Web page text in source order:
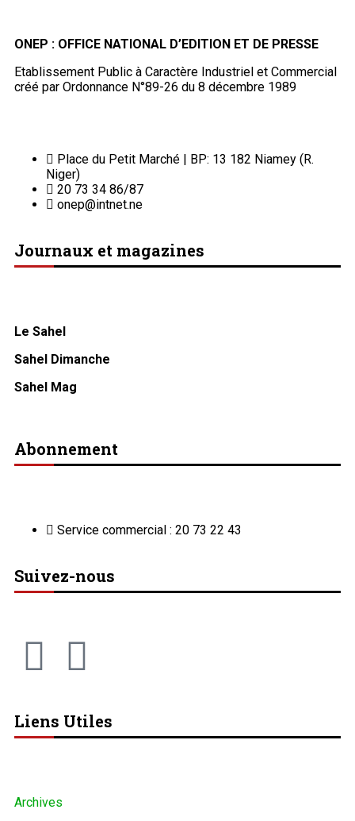
ONEP : OFFICE NATIONAL D’EDITION ET DE PRESSE
Etablissement Public à Caractère Industriel et Commercial
créé par Ordonnance N°89-26 du 8 décembre 1989
Place du Petit Marché | BP: 13 182 Niamey (R.
Niger)
20 73 34 86/87
onep@intnet.ne
Journaux et magazines
Le Sahel
Sahel Dimanche
Sahel Mag
Abonnement
Service commercial : 20 73 22 43
Suivez-nous
Liens Utiles
Archives